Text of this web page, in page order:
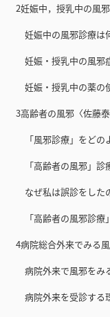
2妊娠中，授乳中の風
妊娠中の風邪診療は
妊娠・授乳中の風邪
妊娠・授乳中の薬の
3高齢者の風邪〈佐藤
「風邪診療」をどの
「高齢者の風邪」診
なぜ私は誤診をした
「高齢者の風邪診療
4病院総合外来でみる
病院外来で風邪をみ
病院外来を受診する